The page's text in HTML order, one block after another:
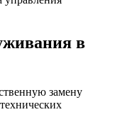
в
замену